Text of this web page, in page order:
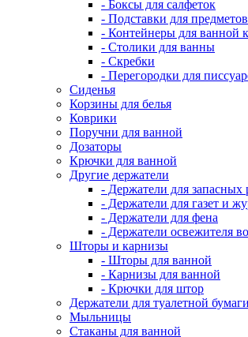
- Боксы для салфеток
- Подставки для предметов
- Контейнеры для ванной
- Столики для ванны
- Скребки
- Перегородки для
Сиденья
Корзины для белья
Коврики
Поручни для ванной
Дозаторы
Крючки для ванной
Другие держатели
- Держатели для запасных
- Держатели для газет и
- Держатели для фена
- Держатели освежителя
Шторы и карнизы
- Шторы для ванной
- Карнизы для ванной
- Крючки для штор
Держатели для туалетной бумаги
Мыльницы
Стаканы для ванной